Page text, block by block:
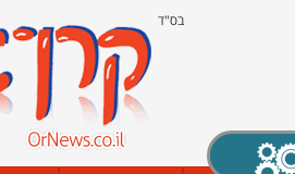
בס"ד
X סגירה